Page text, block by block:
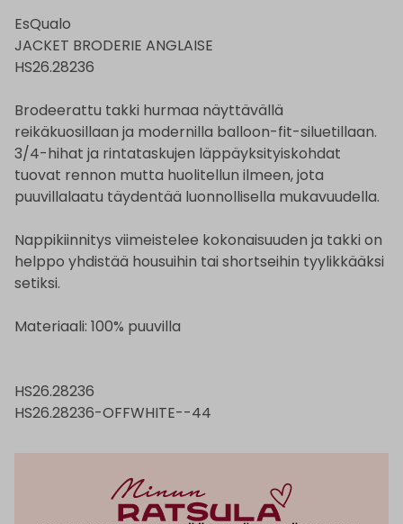
EsQualo
JACKET BRODERIE ANGLAISE
HS26.28236
Brodeerattu takki hurmaa näyttävällä
reikäkuosillaan ja modernilla balloon-fit-siluetillaan.
3/4-hihat ja rintataskujen läppäyksityiskohdat
tuovat rennon mutta huolitellun ilmeen, jota
puuvillalaatu täydentää luonnollisella mukavuudella.
Nappikiinnitys viimeistelee kokonaisuuden ja takki on
helppo yhdistää housuihin tai shortseihin tyylikkääksi
setiksi.
Materiaali: 100% puuvilla
HS26.28236
HS26.28236-OFFWHITE--44